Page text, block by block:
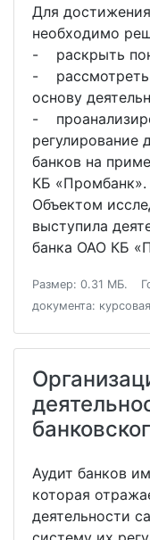
Для
необходимо
- раскрыть
- рассмотреть
основу
-
регулирование
банков на
КБ «Промбанк».
Объектом
выступила
банка ОАО КБ
Размер: 0.31 МБ.
документа:
Аудит банков
которая
деятельности